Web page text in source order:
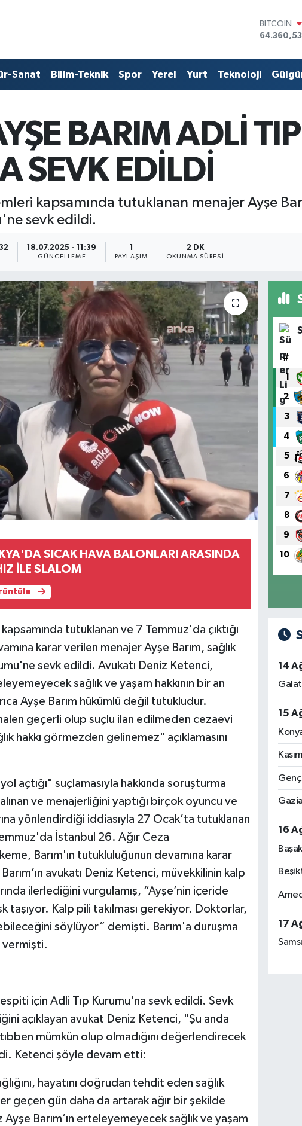
DOLAR
47,7143
55,0317
STERLİN
BİST100
Sanat Bilim-Teknik Spor Yerel Yurt Teknoloji
BARIM ADLİ TIP
SEVK EDİLDİ
kapsamında tutuklanan menajer Ayşe
sevk edildi.
18.07.2025 - 11:39
GÜNCELLEME
1
PAYLAŞIM
2 DK
OKUNMA SÜRESI
SICAK HAVA BALONLARI ARASINDA
İLE SLALOM
tutuklanan ve 7 Temmuz'da çıktığı
karar verilen menajer Ayşe Barım, sağlık
sevk edildi. Avukatı Deniz Ketenci,
sağlık ve yaşam hakkının bir an
Ayşe Barım hükümlü değil tutukludur.
geçerli olup suçlu ilan edilmeden cezaevi
hakkı görmezden gelinemez" açıklamasını
açtığı" suçlamasıyla hakkında soruşturma
ve menajerliğini yaptığı birçok oyuncu ve
yönlendirdiği iddiasıyla 27 Ocak’ta tutuklanan
İstanbul 26. Ağır Ceza
Barım'ın tutukluluğunun devamına karar
avukatı Deniz Ketenci, müvekkilinin kalp
ilerlediğini vurgulamış, “Ayşe’nin içeride
taşıyor. Kalp pili takılması gerekiyor. Doktorlar,
söylüyor” demişti. Barım'a duruşma
vermişti.
için Adli Tıp Kurumu'na sevk edildi. Sevk
açıklayan avukat Deniz Ketenci, "Şu anda
mümkün olup olmadığını değerlendirecek
Ketenci şöyle devam etti:
hayatını doğrudan tehdit eden sağlık
geçen gün daha da artarak ağır bir şekilde
Barım’ın erteleyemeyecek sağlık ve yaşam
#
1
2
3
4
5
6
7
8
9
10
14
15
16
17